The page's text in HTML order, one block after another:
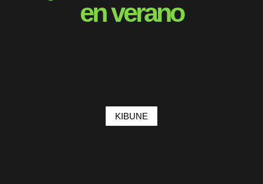
en verano
KIBUNE